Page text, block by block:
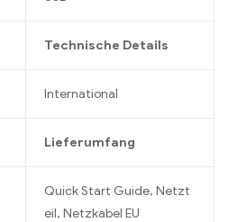
Technische Details
International
Lieferumfang
Quick Start Guide, Netzt
eil, Netzkabel EU